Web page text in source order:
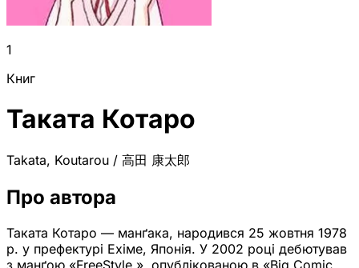
1
Книг
Таката Котаро
Takata, Koutarou / 高田 康太郎
Про автора
Таката Котаро — манґака, народився 25 жовтня 1978
р. у префектурі Ехіме, Японія. У 2002 році дебютував
з манґою «FreeStyle », опублікованою в «Big Comic